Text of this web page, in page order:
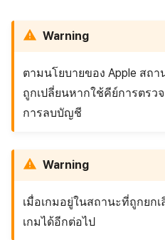
Warning
ตามนโยบายของ Apple สถา
ถูกเปลี่ยนหากใช้คีย์การตรวจ
การลบบัญชี
Warning
เมื่อเกมอยู่ในสถานะที่ถูกยก
เกมได้อีกต่อไป